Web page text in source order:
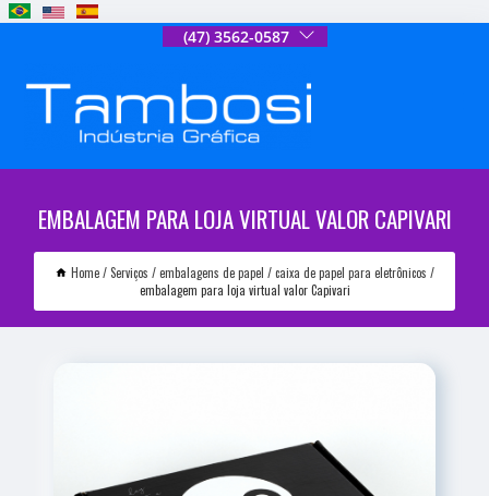
(47) 3562-0587
EMBALAGEM PARA LOJA VIRTUAL VALOR CAPIVARI
Home Serviços embalagens de papel
caixa de papel para eletrônicos
embalagem para loja virtual valor Capivari